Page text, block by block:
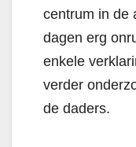
centrum in de
dagen erg
enkele
verder
de daders.